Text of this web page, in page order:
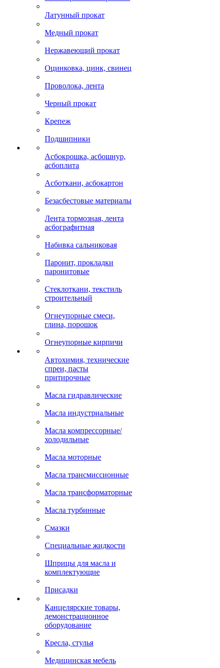
Латунный прокат
Медный прокат
Нержавеющий прокат
Оцинковка, цинк, свинец
Проволока, лента
Черный прокат
Крепеж
Подшипники
Асбокрошка, асбошнур,
асбоплита
Асботкани, асбокартон
Безасбестовые материалы
Лента тормозная, лента
асбографитная
Набивка сальниковая
Паронит, прокладки
паронитовые
Стеклоткани, текстиль
строительный
Огнеупорные смеси,
глина, порошок
Огнеупорные кирпичи
Автохимия, технические
спреи, пасты
притирочные
Масла гидравлические
Масла индустриальные
Масла компрессорные/
холодильные
Масла моторные
Масла трансмиссионные
Масла трансформаторные
Масла турбинные
Смазки
Специальные жидкости
Шприцы для масла и
комплектующие
Присадки
Канцелярские товары,
демонстрационное
оборудование
Кресла, стулья
Медицинская мебель